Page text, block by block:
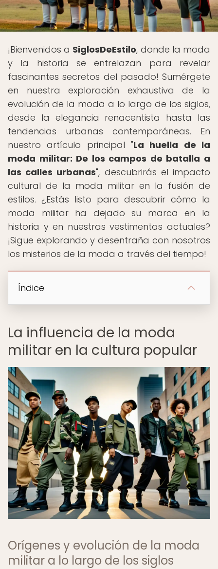
¡Bienvenidos a SiglosDeEstilo, donde la moda
y la historia se entrelazan para revelar
fascinantes secretos del pasado! Sumérgete
en nuestra exploración exhaustiva de la
evolución de la moda a lo largo de los siglos,
desde la elegancia renacentista hasta las
tendencias urbanas contemporáneas. En
nuestro artículo principal "La huella de la
moda militar: De los campos de batalla a
las calles urbanas", descubrirás el impacto
cultural de la moda militar en la fusión de
estilos. ¿Estás listo para descubrir cómo la
moda militar ha dejado su marca en la
historia y en nuestras vestimentas actuales?
¡Sigue explorando y desentraña con nosotros
los misterios de la moda a través del tiempo!
Índice
La influencia de la moda
militar en la cultura popular
Orígenes y evolución de la moda
militar a lo largo de los siglos